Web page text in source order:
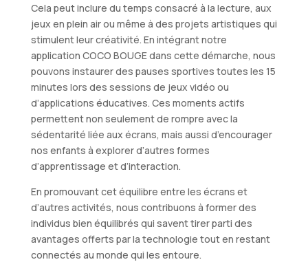
Cela peut inclure du temps consacré à la lecture, aux
jeux en plein air ou même à des projets artistiques qui
stimulent leur créativité. En intégrant notre
application COCO BOUGE dans cette démarche, nous
pouvons instaurer des pauses sportives toutes les 15
minutes lors des sessions de jeux vidéo ou
d’applications éducatives. Ces moments actifs
permettent non seulement de rompre avec la
sédentarité liée aux écrans, mais aussi d’encourager
nos enfants à explorer d’autres formes
d’apprentissage et d’interaction.
En promouvant cet équilibre entre les écrans et
d’autres activités, nous contribuons à former des
individus bien équilibrés qui savent tirer parti des
avantages offerts par la technologie tout en restant
connectés au monde qui les entoure.